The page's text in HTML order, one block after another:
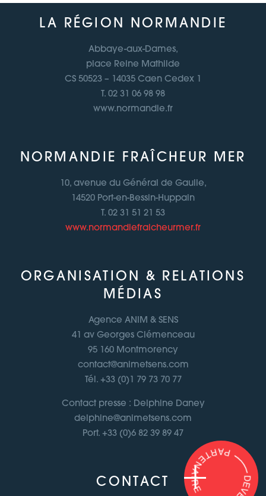
LA RÉGION NORMANDIE
Abbaye-aux-Dames,
place Reine Mathilde
CS 50523 – 14035 Caen Cedex 1
T. 02 31 06 98 98
www.normandie.fr
NORMANDIE FRAÎCHEUR MER
10, avenue du Général de Gaulle,
14520 Port-en-Bessin-Huppain
T. 02 31 51 21 53
www.normandiefraicheurmer.fr
ORGANISATION & RELATIONS
MÉDIAS
Agence ANIM & SENS
41 av Georges Clémenceau
95 160 Montmorency
contact@animetsens.com
Tél. +33 (0)1 79 73 70 77
Contact presse : Delphine Daney
delphine@animetsens.com
Port. +33 (0)6 82 39 89 47
CONTACT